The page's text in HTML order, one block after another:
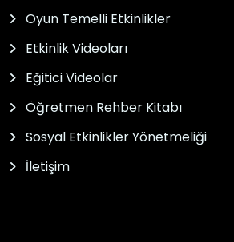
Oyun Temelli Etkinlikler
Etkinlik Videoları
Eğitici Videolar
Öğretmen Rehber Kitabı
Sosyal Etkinlikler Yönetmeliği
İletişim